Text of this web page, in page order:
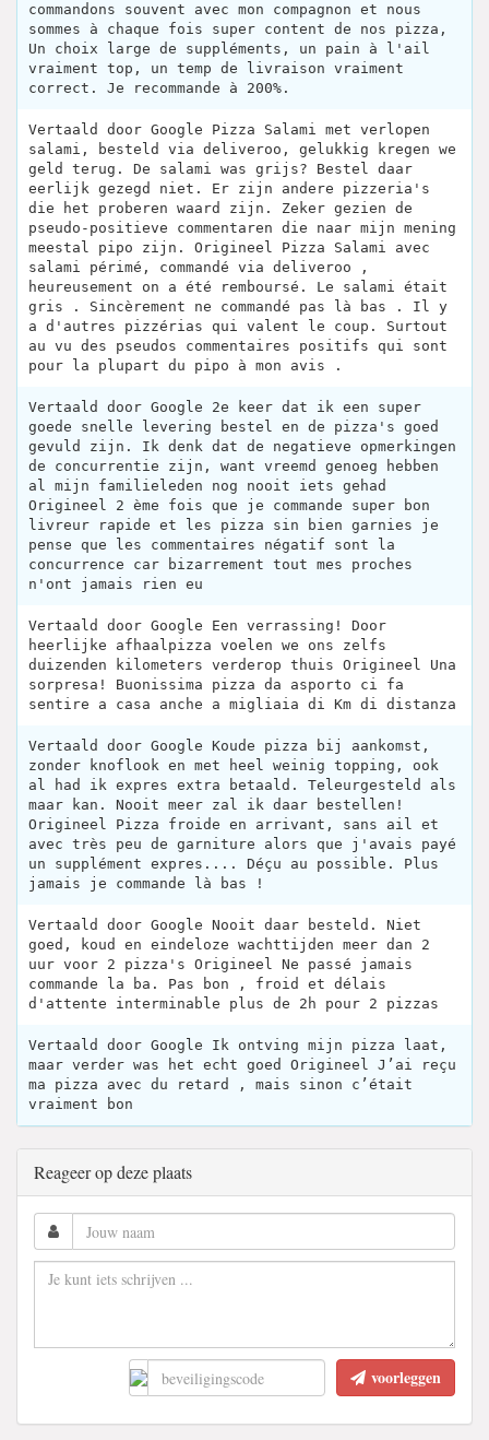
commandons souvent avec mon compagnon et nous
sommes à chaque fois super content de nos pizza,
Un choix large de suppléments, un pain à l'ail
vraiment top, un temp de livraison vraiment
correct. Je recommande à 200%.
Vertaald door Google Pizza Salami met verlopen
salami, besteld via deliveroo, gelukkig kregen we
geld terug. De salami was grijs? Bestel daar
eerlijk gezegd niet. Er zijn andere pizzeria's
die het proberen waard zijn. Zeker gezien de
pseudo-positieve commentaren die naar mijn mening
meestal pipo zijn. Origineel Pizza Salami avec
salami périmé, commandé via deliveroo ,
heureusement on a été remboursé. Le salami était
gris . Sincèrement ne commandé pas là bas . Il y
a d'autres pizzérias qui valent le coup. Surtout
au vu des pseudos commentaires positifs qui sont
pour la plupart du pipo à mon avis .
Vertaald door Google 2e keer dat ik een super
goede snelle levering bestel en de pizza's goed
gevuld zijn. Ik denk dat de negatieve opmerkingen
de concurrentie zijn, want vreemd genoeg hebben
al mijn familieleden nog nooit iets gehad
Origineel 2 ème fois que je commande super bon
livreur rapide et les pizza sin bien garnies je
pense que les commentaires négatif sont la
concurrence car bizarrement tout mes proches
n'ont jamais rien eu
Vertaald door Google Een verrassing! Door
heerlijke afhaalpizza voelen we ons zelfs
duizenden kilometers verderop thuis Origineel Una
sorpresa! Buonissima pizza da asporto ci fa
sentire a casa anche a migliaia di Km di distanza
Vertaald door Google Koude pizza bij aankomst,
zonder knoflook en met heel weinig topping, ook
al had ik expres extra betaald. Teleurgesteld als
maar kan. Nooit meer zal ik daar bestellen!
Origineel Pizza froide en arrivant, sans ail et
avec très peu de garniture alors que j'avais payé
un supplément expres.... Déçu au possible. Plus
jamais je commande là bas !
Vertaald door Google Nooit daar besteld. Niet
goed, koud en eindeloze wachttijden meer dan 2
uur voor 2 pizza's Origineel Ne passé jamais
commande la ba. Pas bon , froid et délais
d'attente interminable plus de 2h pour 2 pizzas
Vertaald door Google Ik ontving mijn pizza laat,
maar verder was het echt goed Origineel J’ai reçu
ma pizza avec du retard , mais sinon c’était
vraiment bon
Reageer op deze plaats
voorleggen